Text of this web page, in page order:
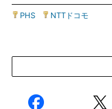
PHS NTTドコモ